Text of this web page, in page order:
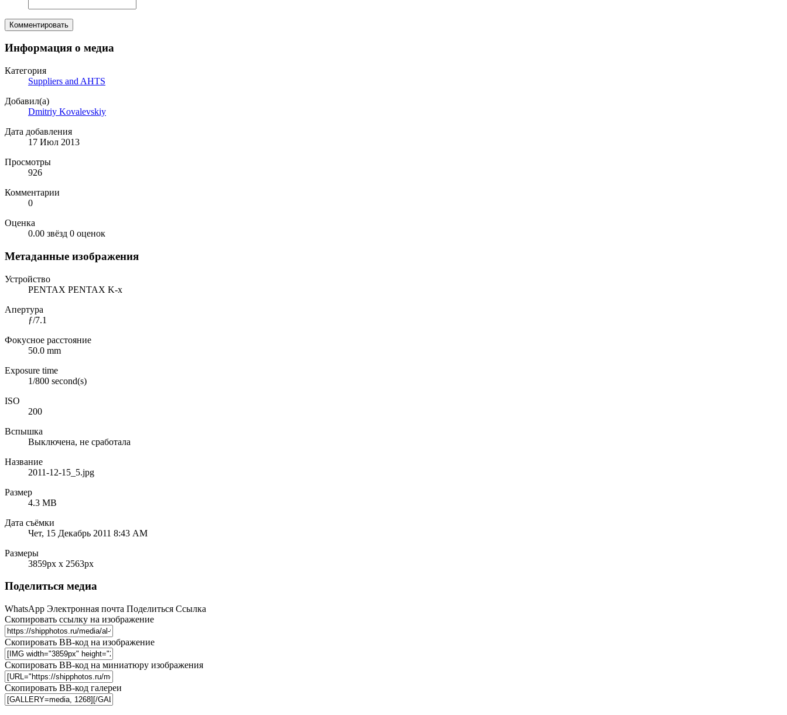
Комментировать
Информация о медиа
Категория
Suppliers and AHTS
Добавил(а)
Dmitriy Kovalevskiy
Дата добавления
17 Июл 2013
Просмотры
926
Комментарии
0
Оценка
0.00 звёзд 0 оценок
Метаданные изображения
Устройство
PENTAX PENTAX K-x
Апертура
ƒ/7.1
Фокусное расстояние
50.0 mm
Exposure time
1/800 second(s)
ISO
200
Вспышка
Выключена, не сработала
Название
2011-12-15_5.jpg
Размер
4.3 MB
Дата съёмки
Чет, 15 Декабрь 2011 8:43 AM
Размеры
3859px x 2563px
Поделиться медиа
WhatsApp Электронная почта Поделиться Ссылка
Скопировать ссылку на изображение
Скопировать BB-код на изображение
Скопировать BB-код на миниатюру изображения
Скопировать BB-код галереи